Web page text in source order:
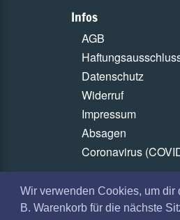
Wir verwenden Cookies, um dir
B. Warenkorb für die nächste
Infos
AGB
Datenschutz
Widerruf
Impressum
Absagen
Coronavirus